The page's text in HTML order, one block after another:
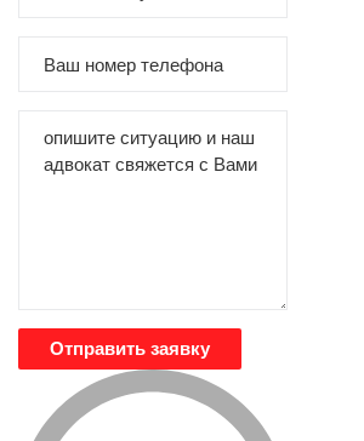
Отправить заявку